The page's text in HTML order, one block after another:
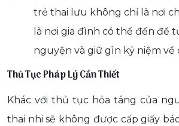
trẻ thai lưu không chỉ là nơi
là nơi gia đình có thể đến để
nguyện và giữ gìn kỷ niệm về
Thủ Tục Pháp Lý Cần Thiết
Khác với thủ tục hỏa táng của
thai nhi sẽ không được cấp giấy